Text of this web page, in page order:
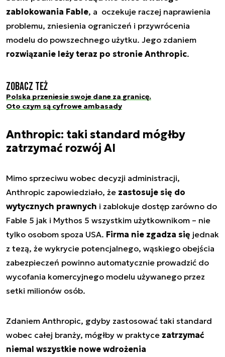
zablokowania Fable, a oczekuje raczej naprawienia
problemu, zniesienia ograniczeń i przywrócenia
modelu do powszechnego użytku. Jego zdaniem
rozwiązanie leży teraz po stronie Anthropic.
Zobacz też
Polska przeniesie swoje dane za granicę.
Oto czym są cyfrowe ambasady
Anthropic: taki standard mógłby
zatrzymać rozwój AI
Mimo sprzeciwu wobec decyzji administracji,
Anthropic zapowiedziało, że zastosuje się do
wytycznych prawnych i zablokuje dostęp zarówno do
Fable 5 jak i Mythos 5 wszystkim użytkownikom – nie
tylko osobom spoza USA. Firma nie zgadza się jednak
z tezą, że wykrycie potencjalnego, wąskiego obejścia
zabezpieczeń powinno automatycznie prowadzić do
wycofania komercyjnego modelu używanego przez
setki milionów osób.
Zdaniem Anthropic, gdyby zastosować taki standard
wobec całej branży, mógłby w praktyce zatrzymać
niemal wszystkie nowe wdrożenia